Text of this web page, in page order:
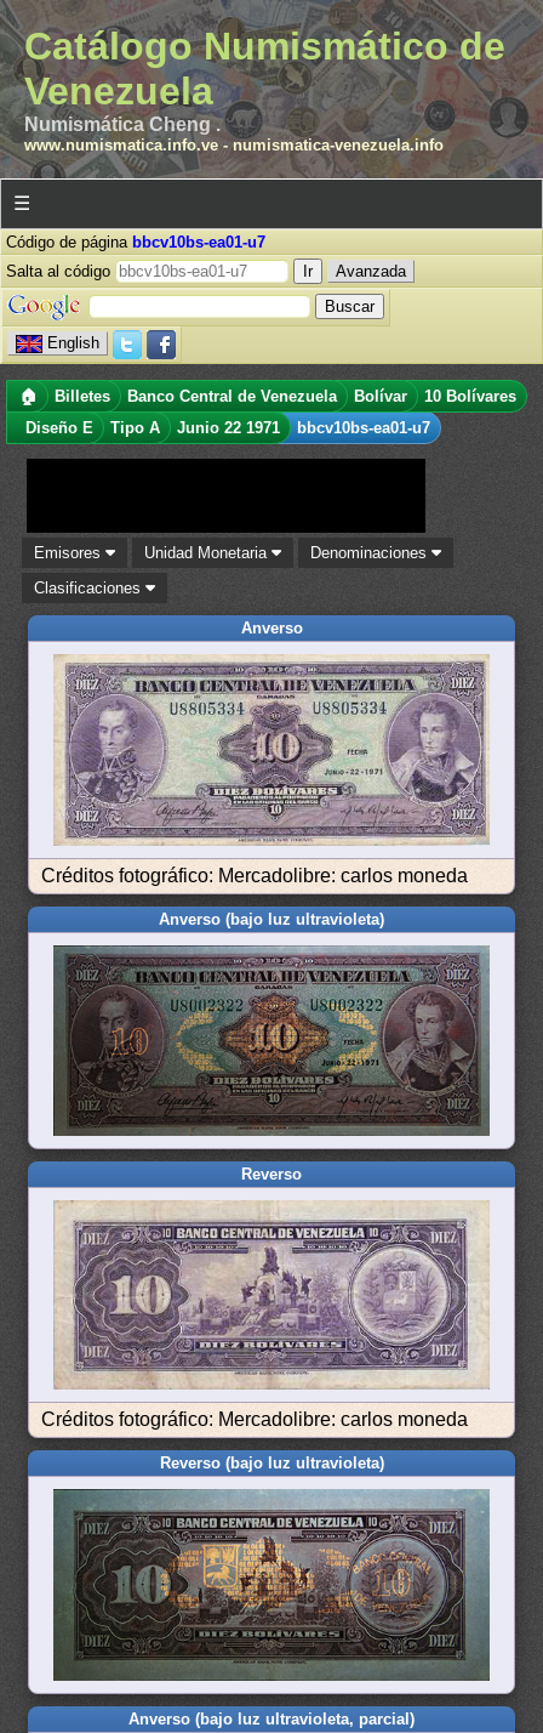
Catálogo Numismático de
Venezuela
Numismática Cheng .
www.numismatica.info.ve- numismatica-venezuela.info
☰
Código de página bbcv10bs-ea01-u7
Salta al código
Avanzada
English
🏠 Billetes Banco Central de Venezuela Bolívar
10 Bolívares
Diseño E
Tipo A Junio 22 1971 bbcv10bs-ea01-u7
Emisores Unidad Monetaria
Denominaciones
Clasificaciones
Anverso
Créditos fotográfico: Mercadolibre: carlos moneda
Anverso (bajo luz ultravioleta)
Reverso
Créditos fotográfico: Mercadolibre: carlos moneda
Reverso (bajo luz ultravioleta)
Anverso (bajo luz ultravioleta, parcial)